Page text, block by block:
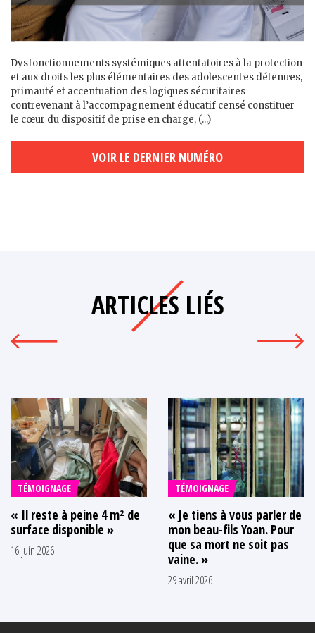
Dysfonctionnements systémiques attentatoires à la protection
et aux droits les plus élémentaires des adolescent·es détenu·es,
primauté et accentuation des logiques sécuritaires
contrevenant à l’accompagnement éducatif censé constituer
le cœur du dispositif de prise en charge, (...)
VOIR LE DERNIER NUMÉRO
ARTICLES LIÉS
TÉMOIGNAGE
« Il reste à peine 4 m² de
surface disponible »
16 juin 2026
TÉMOIGNAGE
« Je tiens à vous parler de
mon beau-fils Yoan. Pour
que sa mort ne soit pas
vaine. »
29 avril 2026